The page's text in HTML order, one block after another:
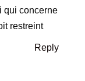
qui concerne
restreint
Reply